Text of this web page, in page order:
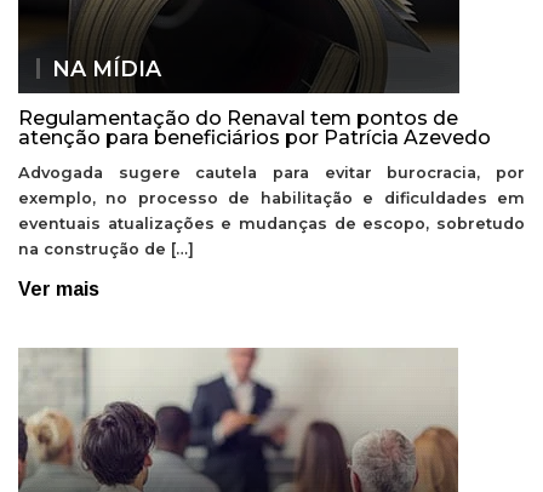
NA MÍDIA
Regulamentação do Renaval tem pontos de
atenção para beneficiários por Patrícia Azevedo
Advogada sugere cautela para evitar burocracia, por
exemplo, no processo de habilitação e dificuldades em
eventuais atualizações e mudanças de escopo, sobretudo
na construção de […]
Ver mais